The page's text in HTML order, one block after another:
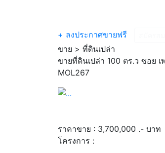
+ ลงประกาศขายฟรี
ขาย > ที่ดินเปล่า
ขายที่ดินเปล่า 100 ตร.ว ซอย
MOL267
ราคาขาย : 3,700,000 .- บาท
โครงการ :